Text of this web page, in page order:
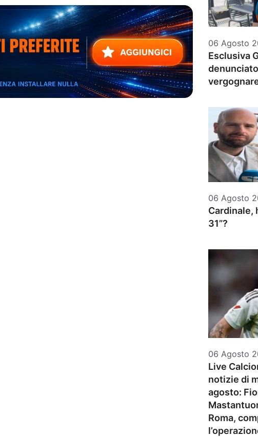
06 Agosto
Esclusiva
06 Agosto
Cardinale,
31”?
06 Agosto
Live
notizie di
agosto:
Roma,